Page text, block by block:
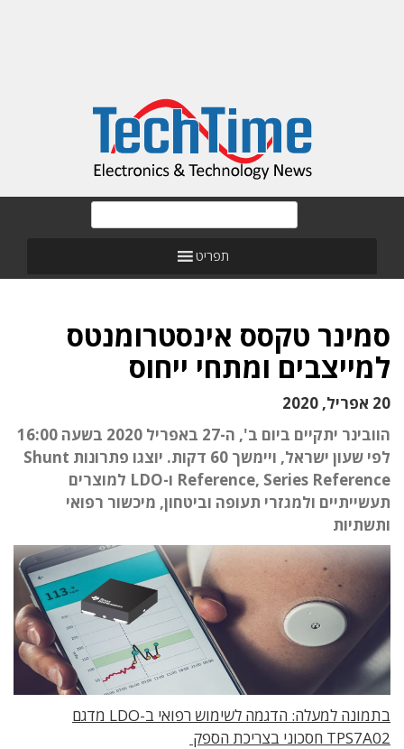
תפריט
סמינר טקסס אינסטרומנטס
למייצבים ומתחי ייחוס
20 אפריל, 2020
הוובינר יתקיים ביום ב', ה-27 באפריל 2020 בשעה 16:00
לפי שעון ישראל, ויימשך 60 דקות. יוצגו פתרונות Shunt
Reference, Series Reference ו-LDO למוצרים
תעשייתיים ולמגזרי תעופה וביטחון, מיכשור רפואי
ותשתיות
בתמונה למעלה: הדגמה לשימוש רפואי ב-LDO מדגם
TPS7A02 חסכוני בצריכת הספק